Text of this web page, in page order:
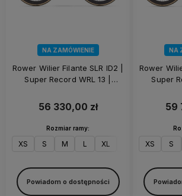
NA ZAMÓWIENIE
Rower Wilier Filante SLR ID2 |
Super Record WRL 13 |
56 330,00 zł
Rozmiar ramy:
XS S M L XL
Powiadom o dostępności
NA
Rower
Super
59
XS S